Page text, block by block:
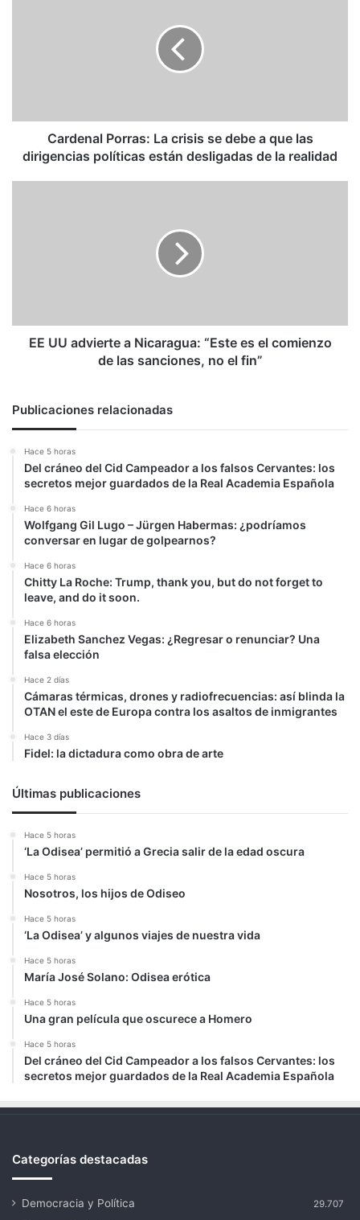
las
dirigencias
políticas
Cardenal Porras: La crisis se debe a que las
dirigencias políticas están desligadas de la realidad
comienzo
el
EE UU advierte a Nicaragua: “Este es el comienzo
de las sanciones, no el fin”
Publicaciones relacionadas
Hace 5 horas
Del cráneo del Cid Campeador a los falsos Cervantes: los
secretos mejor guardados de la Real Academia Española
Hace 6 horas
Wolfgang Gil Lugo – Jürgen Habermas: ¿podríamos
conversar en lugar de golpearnos?
Hace 6 horas
Chitty La Roche: Trump, thank you, but do not forget to
leave, and do it soon.
Hace 6 horas
Elizabeth Sanchez Vegas: ¿Regresar o renunciar? Una
falsa elección
Hace 2 días
Cámaras térmicas, drones y radiofrecuencias: así blinda la
OTAN el este de Europa contra los asaltos de inmigrantes
Hace 3 días
Fidel: la dictadura como obra de arte
Últimas publicaciones
Hace 5 horas
‘La Odisea’ permitió a Grecia salir de la edad oscura
Hace 5 horas
Nosotros, los hijos de Odiseo
Hace 5 horas
‘La Odisea’ y algunos viajes de nuestra vida
Hace 5 horas
María José Solano: Odisea erótica
Hace 5 horas
Una gran película que oscurece a Homero
Hace 5 horas
Del cráneo del Cid Campeador a los falsos Cervantes: los
secretos mejor guardados de la Real Academia Española
Categorías destacadas
Democracia y Política 29.707